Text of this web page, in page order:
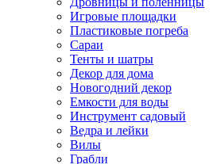
Игровые площадки
Пластиковые погреба
Сараи
Тенты и шатры
Декор для дома
Новогодний декор
Емкости для воды
Инструмент садовый
Ведра и лейки
Вилы
Грабли